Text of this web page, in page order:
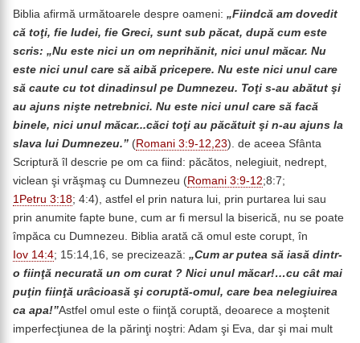
Biblia afirmă următoarele despre oameni: „Fiindcă am dovedit
că toţi, fie Iudei, fie Greci, sunt sub păcat, după cum este
scris: „Nu este nici un om neprihănit, nici unul măcar. Nu
este nici unul care să aibă pricepere. Nu este nici unul care
să caute cu tot dinadinsul pe Dumnezeu. Toţi s-au abătut şi
au ajuns nişte netrebnici. Nu este nici unul care să facă
binele, nici unul măcar...căci toţi au păcătuit şi n-au ajuns la
slava lui Dumnezeu.” (Romani 3:9-12,23). de aceea Sfânta
Scriptură îl descrie pe om ca fiind: păcătos, nelegiuit, nedrept,
viclean şi vrăşmaş cu Dumnezeu (Romani 3:9-12;8:7;
1Petru 3:18; 4:4), astfel el prin natura lui, prin purtarea lui sau
prin anumite fapte bune, cum ar fi mersul la biserică, nu se poate
împăca cu Dumnezeu. Biblia arată că omul este corupt, în
Iov 14:4; 15:14,16, se precizează: „Cum ar putea să iasă dintr-
o fiinţă necurată un om curat ? Nici unul măcar!…cu cât mai
puţin fiinţă urâcioasă şi coruptă-omul, care bea nelegiuirea
ca apa!”Astfel omul este o fiinţă coruptă, deoarece a moştenit
imperfecţiunea de la părinţi noştri: Adam şi Eva, dar şi mai mult